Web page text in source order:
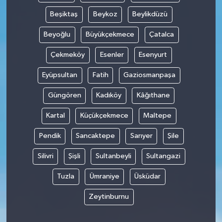
Beşiktaş Beykoz Beylikdüzü
Beyoğlu Büyükçekmece Çatalca
Çekmeköy Esenler Esenyurt
Eyüpsultan Fatih Gaziosmanpaşa
Güngören Kadıköy Kâğıthane
Kartal Küçükçekmece Maltepe
Pendik Sancaktepe Sarıyer Şile
Silivri Şişli Sultanbeyli Sultangazi
Tuzla Ümraniye Üsküdar
Zeytinburnu